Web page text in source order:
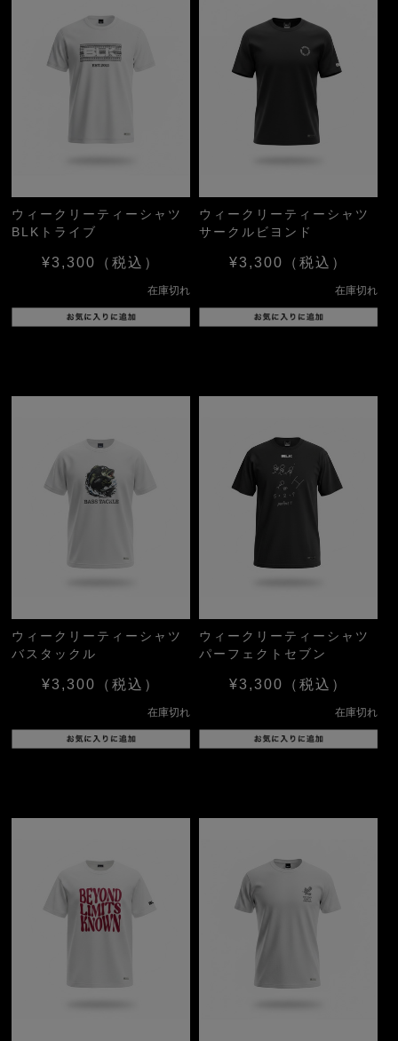
ウィークリーティーシャツ
BLKトライブ
¥3,300 （税込）
在庫切れ
ウィークリーティーシャツ
サークルビヨンド
¥3,300 （税込）
在庫切れ
ウィークリーティーシャツ
バスタックル
¥3,300 （税込）
在庫切れ
ウィークリーティーシャツ
パーフェクトセブン
¥3,300 （税込）
在庫切れ